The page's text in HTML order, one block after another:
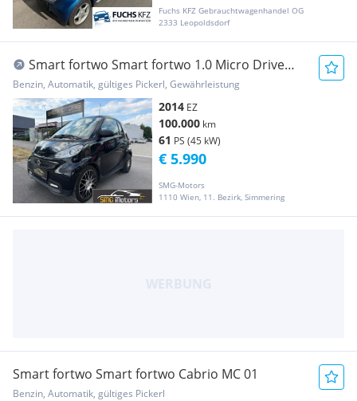
Fuchs KFZ Gebrauchtwagenhandel OG
2333 Leopoldsdorf
Smart fortwo Smart fortwo 1.0 Micro Drive
pure
Benzin, Automatik, gültiges Pickerl, Gewährleistung
2014 EZ
100.000 km
61 PS (45 kW)
SMG-Motors
1110 Wien, 11. Bezirk, Simmering
€ 5.990
Smart fortwo Smart fortwo Cabrio MC 01
Benzin, Automatik, gültiges Pickerl